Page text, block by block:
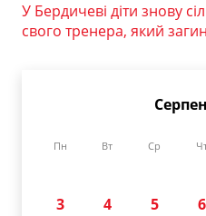
У Бердичеві діти знову
свого тренера, який
Пн Вт Ср
3
4 5 6